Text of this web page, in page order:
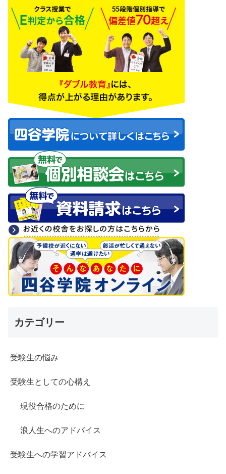
カテゴリー
受験生の悩み
受験生としての心構え
現役合格のために
浪人生へのアドバイス
受験生への学習アドバイス